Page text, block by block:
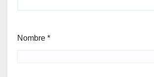
Nombre *